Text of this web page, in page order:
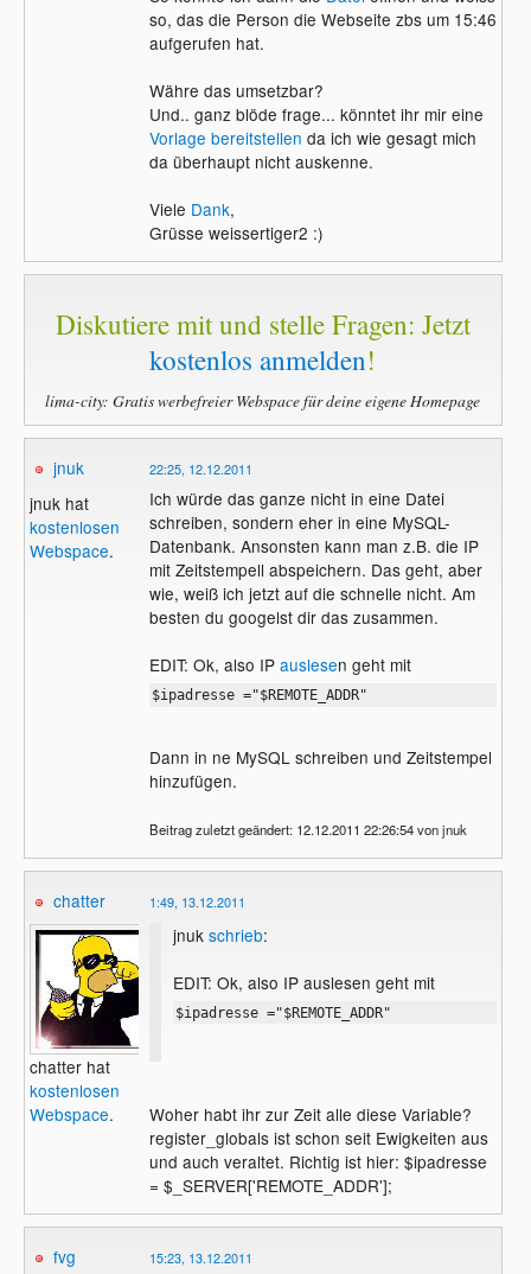
so, das die Person die Webseite zbs um 15:46
aufgerufen hat.
Währe das umsetzbar?
Und.. ganz blöde frage... könntet ihr mir eine
Vorlage bereitstellen da ich wie gesagt mich
da überhaupt nicht auskenne.
Viele Dank,
Grüsse weissertiger2 :)
Diskutiere mit und stelle Fragen: Jetzt
kostenlos anmelden!
lima-city: Gratis werbefreier Webspace für deine eigene Homepage
jnuk
jnuk hat
kostenlosen
Webspace.
22:25, 12.12.2011
Ich würde das ganze nicht in eine Datei
schreiben, sondern eher in eine MySQL-
Datenbank. Ansonsten kann man z.B. die IP
mit Zeitstempell abspeichern. Das geht, aber
wie, weiß ich jetzt auf die schnelle nicht. Am
besten du googelst dir das zusammen.
EDIT: Ok, also IP auslesen geht mit
$ipadresse ="$REMOTE_ADDR"
Dann in ne MySQL schreiben und Zeitstempel
hinzufügen.
Beitrag zuletzt geändert: 12.12.2011 22:26:54 von jnuk
chatter
chatter hat
kostenlosen
Webspace.
1:49, 13.12.2011
jnuk schrieb:
EDIT: Ok, also IP auslesen geht mit
$ipadresse ="$REMOTE_ADDR"
Woher habt ihr zur Zeit alle diese Variable?
register_globals ist schon seit Ewigkeiten aus
und auch veraltet. Richtig ist hier: $ipadresse
= $_SERVER['REMOTE_ADDR'];
fvg
15:23, 13.12.2011